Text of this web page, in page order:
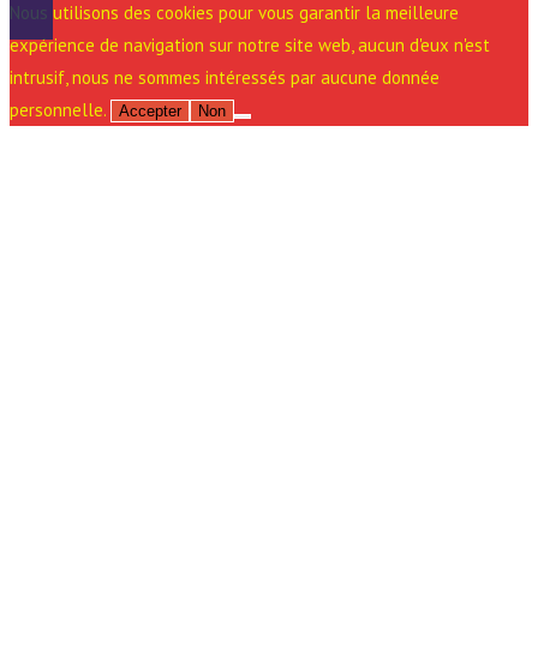
Nous utilisons des cookies pour vous garantir la meilleure
expérience de navigation sur notre site web, aucun d'eux n'est
intrusif, nous ne sommes intéressés par aucune donnée
personnelle.
Accepter Non